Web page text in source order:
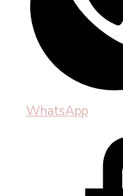
WhatsApp